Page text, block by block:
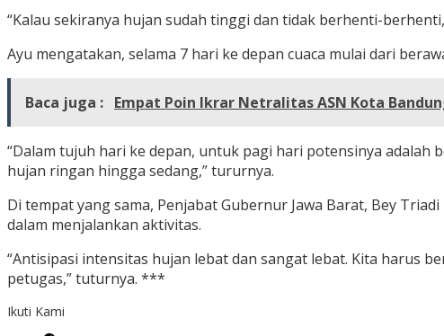
“Kalau sekiranya hujan sudah tinggi dan tidak berhenti-
Ayu mengatakan, selama 7 hari ke depan cuaca mulai dari
Baca juga : Empat Poin Ikrar Netralitas ASN Kota
“Dalam tujuh hari ke depan, untuk pagi hari potensinya
hujan ringan hingga sedang,” tururnya.
Di tempat yang sama, Penjabat Gubernur Jawa Barat, Bey
dalam menjalankan aktivitas.
“Antisipasi intensitas hujan lebat dan sangat lebat. Kita harus
petugas,” tuturnya. ***
Ikuti Kami